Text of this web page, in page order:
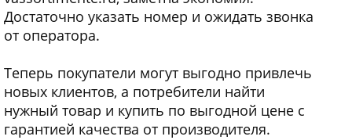
Достаточно указать номер и ожидать звонка
от оператора.
Теперь покупатели могут выгодно привлечь
новых клиентов, а потребители найти
нужный товар и купить по выгодной цене с
гарантией качества от производителя.